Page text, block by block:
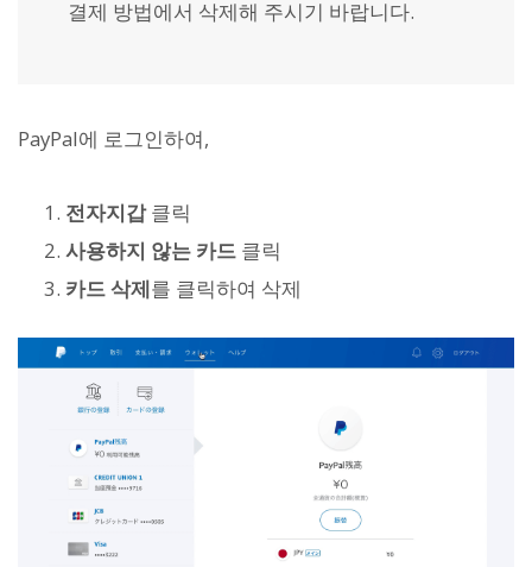
결제 방법에서 삭제해 주시기 바랍니다.
PayPal에 로그인하여,
전자지갑클릭
사용하지 않는 카드 클릭
카드 삭제를 클릭하여 삭제